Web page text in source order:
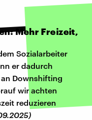
Mehr Freizeit,
Sozialarbeiter
er dadurch
Downshifting
wir achten
reduzieren